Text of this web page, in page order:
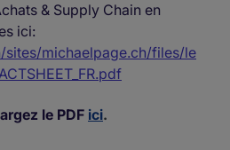
& Supply Chain en
ici:
sites/michaelpage.ch/files/le
le PDF ici.